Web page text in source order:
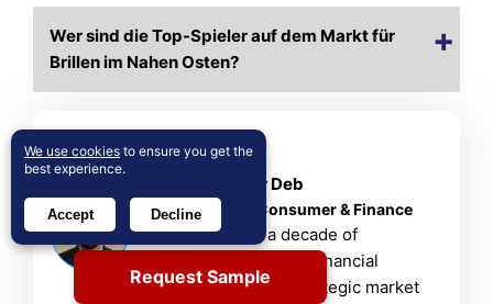
Wer sind die Top-Spieler auf dem Markt für
Brillen im Nahen Osten?
About Author
Rajdeep Kumar Deb
Lead Analyst – Consumer & Finance
Rajdeep brings a decade of
consumer goods and financial
services insight to strategic market
Request Sample
We use cookies to ensure you get the
best experience.
Accept Decline